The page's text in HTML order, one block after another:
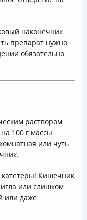
наконечник
препарат нужно
обязательно
раствором
100 г массы
или чуть
катетеры! Кишечник
или слишком
или даже